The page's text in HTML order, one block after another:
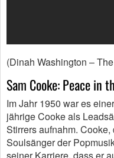
(Dinah Washington –
Sam Cooke: Peace in
Im Jahr 1950 war es
jährige Cooke als
Stirrers aufnahm.
Soulsänger der